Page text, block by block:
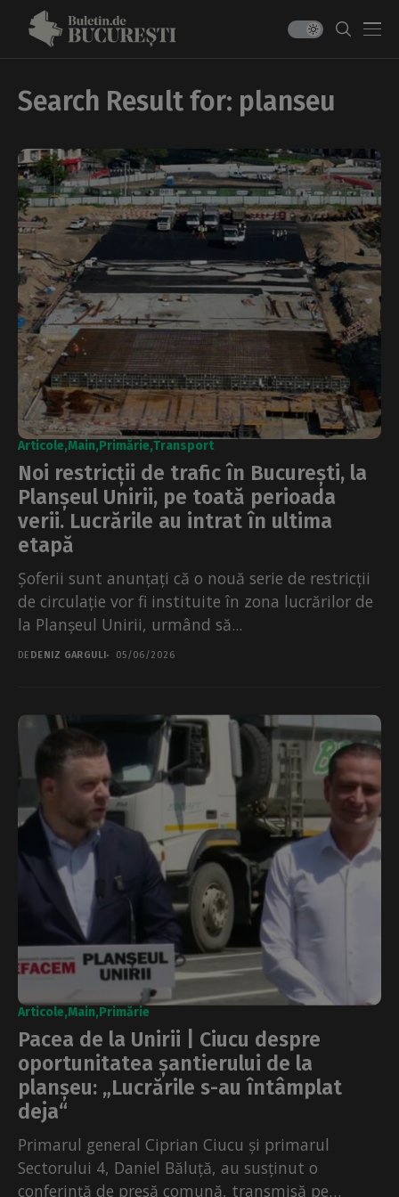
Search Result for: planseu
Articole Main Primărie Transport
Noi restricții de trafic în București, la
Planșeul Unirii, pe toată perioada
verii. Lucrările au intrat în ultima
etapă
Șoferii sunt anunțați că o nouă serie de restricții
de circulație vor fi instituite în zona lucrărilor de
la Planșeul Unirii, urmând să...
DE DENIZ GARGULI 05/06/2026
Articole Main Primărie
Pacea de la Unirii | Ciucu despre
oportunitatea șantierului de la
planșeu: „Lucrările s-au întâmplat
deja“
Primarul general Ciprian Ciucu și primarul
Sectorului 4, Daniel Băluță, au susținut o
conferință de presă comună, transmisă pe